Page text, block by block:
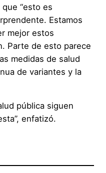
“esto es
Estamos
mejor estos
Parte de esto parece
medidas de salud
de variantes y la
pública siguen
enfatizó.